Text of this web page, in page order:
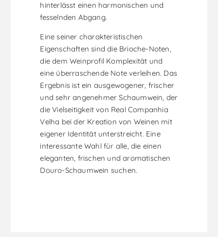
hinterlässt einen harmonischen und
fesselnden Abgang.
Eine seiner charakteristischen
Eigenschaften sind die Brioche-Noten,
die dem Weinprofil Komplexität und
eine überraschende Note verleihen. Das
Ergebnis ist ein ausgewogener, frischer
und sehr angenehmer Schaumwein, der
die Vielseitigkeit von Real Companhia
Velha bei der Kreation von Weinen mit
eigener Identität unterstreicht. Eine
interessante Wahl für alle, die einen
eleganten, frischen und aromatischen
Douro-Schaumwein suchen.